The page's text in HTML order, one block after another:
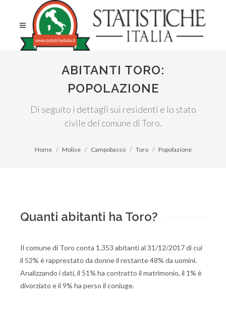
ABITANTI TORO:
POPOLAZIONE
Di seguito i dettagli sui residenti e lo stato
civile del comune di Toro.
Home Molise Campobasso Toro Popolazione
Quanti abitanti ha Toro?
Il comune di Toro conta 1.353 abitanti al 31/12/2017 di cui
il 52% è rapprestato da donne il restante 48% da uomini.
Analizzando i dati, il 51% ha contratto il matrimonio, il 1% è
divorziato e il 9% ha perso il coniuge.